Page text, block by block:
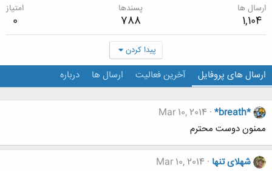
ارسال ها
1,104
پسندها
788
امتیاز
0
پیدا کردن
ارسال های پروفایل آخرین فعالیت ارسال ها درباره
*breath*
Mar 10, 2014
ممنون دوست محترم
شهلای تنها Mar 10, 2014